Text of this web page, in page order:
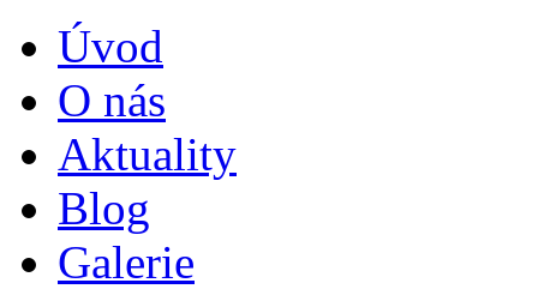
Úvod
O nás
Aktuality
Blog
Galerie